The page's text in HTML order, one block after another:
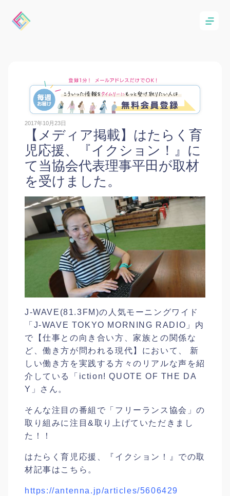
2017年10月23日
【メディア掲載】はたらく育
児応援、『イクション！』に
て当協会代表理事平田が取材
を受けました。
J-WAVE(81.3FM)の人気モーニングワイド
「J-WAVE TOKYO MORNING RADIO」内
で【仕事との向き合い方、家族との関係な
ど、働き方が問われる現代】において、 新
しい働き方を実践する方々のリアルな声を紹
介している「iction! QUOTE OF THE DA
Y」さん。
そんな注目の番組で「フリーランス協会」の
取り組みに注目&取り上げていただきまし
た！！
はたらく育児応援、『イクション！』での取
材記事はこちら。
https://antenna.jp/articles/5606429